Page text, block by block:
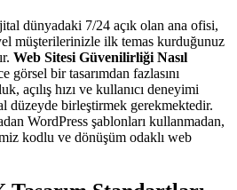
dünyadaki 7/24 açık olan ana ofisi,
müşterilerinizle ilk temas kurduğunuz
Web Sitesi Güvenilirliği Nasıl
görsel bir tasarımdan fazlasını
açılış hızı ve kullanıcı deneyimi
düzeyde birleştirmek gerekmektedir.
WordPress şablonları kullanmadan,
kodlu ve dönüşüm odaklı web